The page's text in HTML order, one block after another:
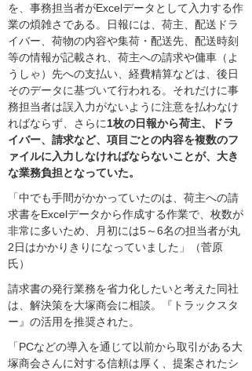
を、事務担当者がExcelデータとして入力する作
業の煩雑さである。日報には、荷主、配送ドラ
イバー、荷物の内容や集荷・配送先、配送時刻
等の情報が記載され、荷主への請求や傭車（よ
うしゃ）先への支払い、経費精算などは、後日
そのデータに基づいて行われる。それだけに事
務担当者は誤入力がないように注意を払わなけ
ればならず、さらに1枚の日報から荷主、ドラ
イバー、請求など、項目ごとの内容を複数のフ
ァイルに入力しなければならないことが、大き
な業務負担となっていた。
「中でも手間がかかっていたのは、荷主への請
求書をExcelデータから作成する作業で、枚数が
非常に多いため、月初には5～6名の担当者が丸
2日はかかりきりになっていました」（菅原
氏）
請求書の発行業務を省力化したいと考えた同社
は、解決策を大塚商会に相談。『トラックスタ
ー』の活用を推奨された。
「PCなどの導入を通じて以前から取引がある大
塚商会さんに対する信頼は厚く、提案されたシ